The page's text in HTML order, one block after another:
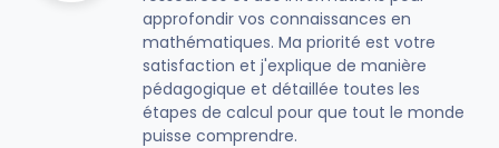
approfondir vos connaissances en
mathématiques. Ma priorité est votre
satisfaction et j'explique de manière
pédagogique et détaillée toutes les
étapes de calcul pour que tout le monde
puisse comprendre.